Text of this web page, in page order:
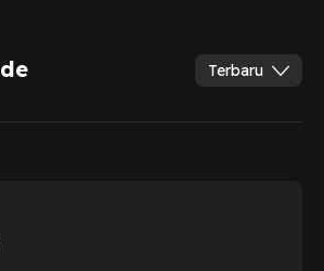
Terbaru